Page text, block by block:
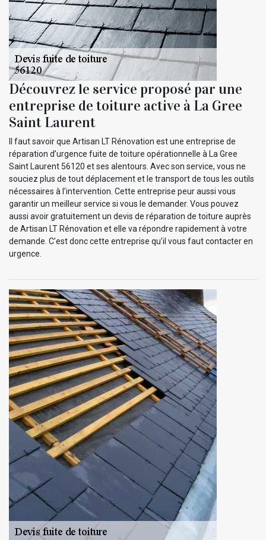
Découvrez le service proposé par une
entreprise de toiture active à La Gree
Saint Laurent
Il faut savoir que Artisan LT Rénovation est une entreprise de
réparation d’urgence fuite de toiture opérationnelle à La Gree
Saint Laurent 56120 et ses alentours. Avec son service, vous ne
souciez plus de tout déplacement et le transport de tous les outils
nécessaires à l’intervention. Cette entreprise peur aussi vous
garantir un meilleur service si vous le demander. Vous pouvez
aussi avoir gratuitement un devis de réparation de toiture auprès
de Artisan LT Rénovation et elle va répondre rapidement à votre
demande. C’est donc cette entreprise qu’il vous faut contacter en
urgence.